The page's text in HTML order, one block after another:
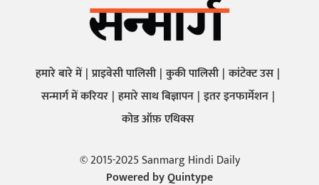
हमारे बारे में प्राइवेसी पालिसी कुकी पालिसी कांटेक्ट उस
सन्मार्ग में करियर हमारे साथ बिज्ञापन इतर इनफार्मेशन
कोड ऑफ़ एथिक्स
© 2015-2025 Sanmarg Hindi Daily
Powered byQuintype